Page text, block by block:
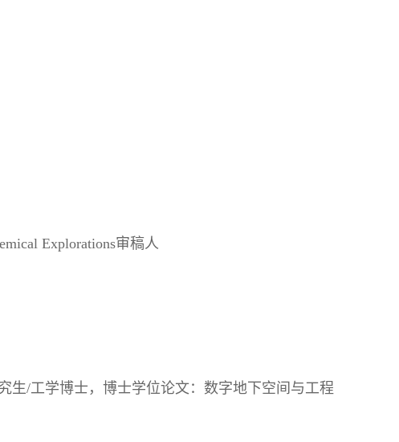
Explorations审稿人
生/工学博士，博士学位论文：数字地下空间与工程